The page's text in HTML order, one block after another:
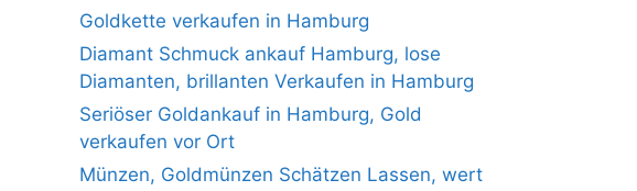
Goldkette verkaufen in Hamburg
Diamant Schmuck ankauf Hamburg, lose
Diamanten, brillanten Verkaufen in Hamburg
Seriöser Goldankauf in Hamburg, Gold
verkaufen vor Ort
Münzen, Goldmünzen Schätzen Lassen, wert